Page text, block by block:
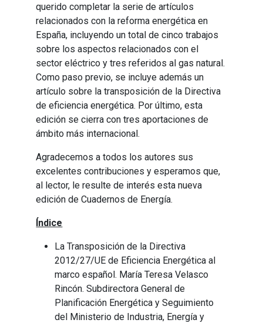
querido completar la serie de artículos
relacionados con la reforma energética en
España, incluyendo un total de cinco trabajos
sobre los aspectos relacionados con el
sector eléctrico y tres referidos al gas natural.
Como paso previo, se incluye además un
artículo sobre la transposición de la Directiva
de eficiencia energética. Por último, esta
edición se cierra con tres aportaciones de
ámbito más internacional.
Agradecemos a todos los autores sus
excelentes contribuciones y esperamos que,
al lector, le resulte de interés esta nueva
edición de Cuadernos de Energía.
Índice
La Transposición de la Directiva
2012/27/UE de Eficiencia Energética al
marco español. María Teresa Velasco
Rincón. Subdirectora General de
Planificación Energética y Seguimiento
del Ministerio de Industria, Energía y